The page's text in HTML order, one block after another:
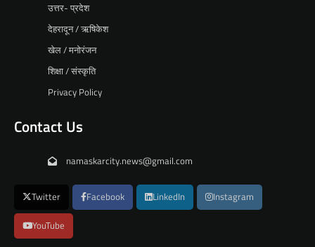
उत्तर- प्रदेश
देहरादून / ऋषिकेश
खेल / मनोरंजन
शिक्षा / संस्कृति
Privacy Policy
Contact Us
namaskarcity.news@gmail.com
Twitter Facebook LinkedIn Instagram
YouTube